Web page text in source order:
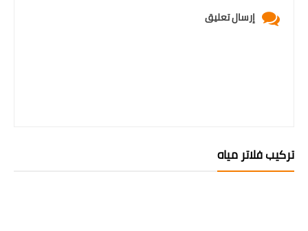
إرسال تعليق
تركيب فلاتر مياه